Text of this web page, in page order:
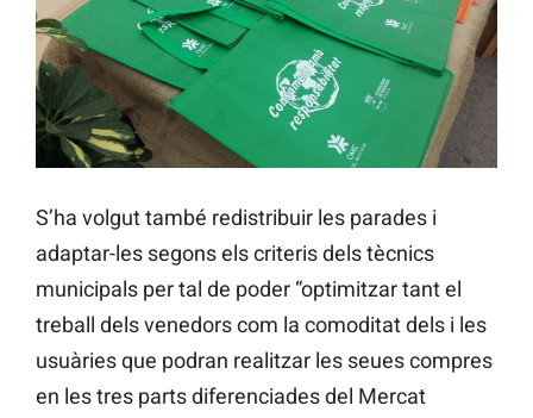
S’ha volgut també redistribuir les parades i
adaptar-les segons els criteris dels tècnics
municipals per tal de poder “optimitzar tant el
treball dels venedors com la comoditat dels i les
usuàries que podran realitzar les seues compres
en les tres parts diferenciades del Mercat